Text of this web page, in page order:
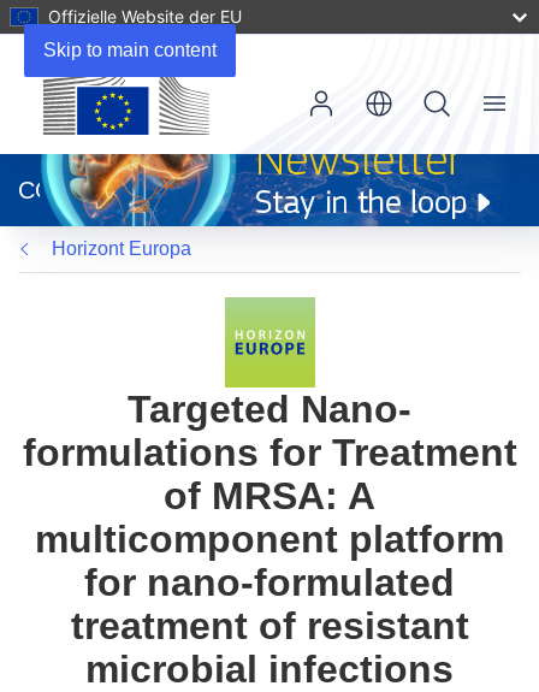
Skip to main content
Offizielle Website der EU
neuem
Fenster)
CORDIS
Menu
Horizont Europa
Targeted Nano-
formulations for Treatment
of MRSA: A
multicomponent platform
for nano-formulated
treatment of resistant
microbial infections